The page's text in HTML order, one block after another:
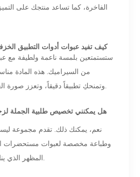
الفاخرة، كما تساعد منتجك على
كيف تفيد عبوات أدوات التطبيق
ستستمتعين بلمسة ناعمة ولطيفة مع
من السيراميك. هذه المادة
وتمنحكِ تطبيقاً دقيقاً، وتعزز صورة العلامة التجارية الراقية.
هل يمكنني تخصيص طلبية الجملة
نعم، يمكنك ذلك. تقدم مجموعة
وطباعة مخصصة لعبوات مستحضرات
المظهر الذي يناسب علامتك التجارية.